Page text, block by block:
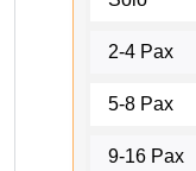
2-4 Pax
5-8 Pax
9-16 Pax